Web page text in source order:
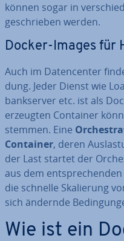
können sogar in
ge­schrie­ben werden.
Docker-Images für
Auch im Da­ten­cen­ter
dung. Jeder Dienst wie
bank­ser­ver etc. ist als
erzeugten Container
stemmen. Eine
Container, deren
der Last startet der
aus dem
die schnelle Ska­lie­rung
sich ändernde
Wie ist ein